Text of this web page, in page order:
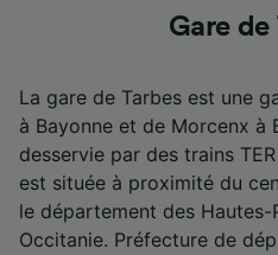
Gare de
La gare de Tarbes est une
à Bayonne et de Morcenx à
desservie par des trains
est située à proximité du
le département des Hautes-
Occitanie. Préfecture de